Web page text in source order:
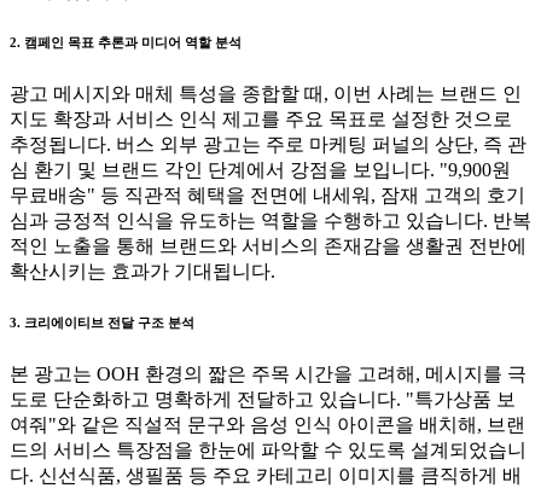
2. 캠페인 목표 추론과 미디어 역할 분석
광고 메시지와 매체 특성을 종합할 때, 이번 사례는 브랜드 인
지도 확장과 서비스 인식 제고를 주요 목표로 설정한 것으로
추정됩니다. 버스 외부 광고는 주로 마케팅 퍼널의 상단, 즉 관
심 환기 및 브랜드 각인 단계에서 강점을 보입니다. "9,900원
무료배송" 등 직관적 혜택을 전면에 내세워, 잠재 고객의 호기
심과 긍정적 인식을 유도하는 역할을 수행하고 있습니다. 반복
적인 노출을 통해 브랜드와 서비스의 존재감을 생활권 전반에
확산시키는 효과가 기대됩니다.
3. 크리에이티브 전달 구조 분석
본 광고는 OOH 환경의 짧은 주목 시간을 고려해, 메시지를 극
도로 단순화하고 명확하게 전달하고 있습니다. "특가상품 보
여줘"와 같은 직설적 문구와 음성 인식 아이콘을 배치해, 브랜
드의 서비스 특장점을 한눈에 파악할 수 있도록 설계되었습니
다. 신선식품, 생필품 등 주요 카테고리 이미지를 큼직하게 배